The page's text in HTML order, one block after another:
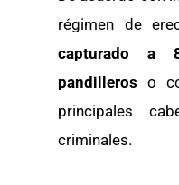
régimen de
capturado a
pandilleros o
principales
criminales.